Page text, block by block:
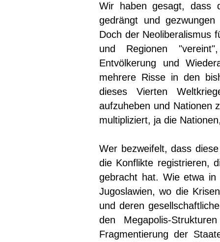
Wir haben gesagt, dass
gedrängt und
Doch der Neoliberalismus
und Regionen
Entvölkerung und
mehrere Risse in den
dieses Vierten
aufzuheben und Nationen
multipliziert, ja die
Wer bezweifelt, dass
die Konflikte registrieren,
gebracht hat. Wie etwa in
Jugoslawien, wo die
und deren
den Megapolis-
Fragmentierung der